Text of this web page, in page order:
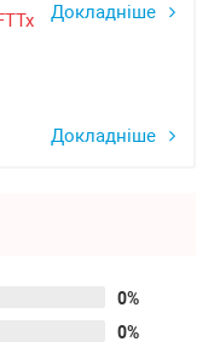
Докладніше
Докладніше
0%
0%